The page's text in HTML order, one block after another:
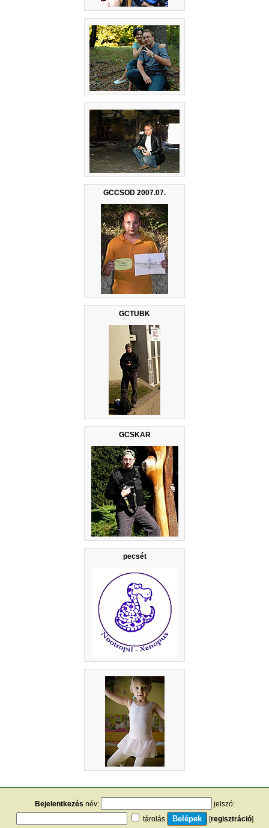
GCCSOD 2007.07.
GCTUBK
GCSKAR
pecsét
Bejelentkezés név:
jelszó:
tárolás
[regisztráció]